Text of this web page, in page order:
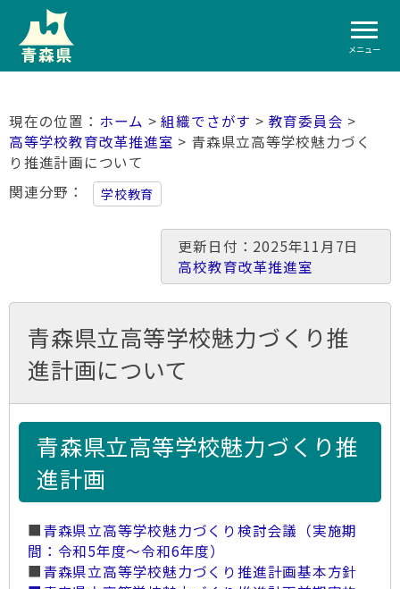
メニュー
ホーム >組織でさがす > 教育委員会 >
高等学校教育改革推進室 > 青森県立高等学校魅力づく
り推進計画について
関連分野
学校教育
更新日付：2025年11月7日
高校教育改革推進室
青森県立高等学校魅力づくり推
進計画について
青森県立高等学校魅力づくり推
進計画
■青森県立高等学校魅力づくり検討会議（実施期
間：令和5年度～令和6年度）
■青森県立高等学校魅力づくり推進計画基本方針